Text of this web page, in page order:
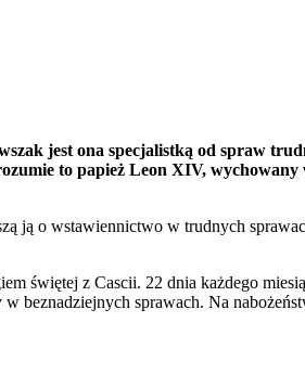
jest ona specjalistką od spraw
to papież Leon XIV, wychowany
ją o wstawiennictwo w trudnych
świętej z Cascii. 22 dnia każdego
beznadziejnych sprawach. Na